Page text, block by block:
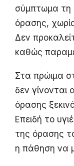
σύμπτωμα τη
όρασης,
Δεν
καθώς
Στα πρώιμα
δεν
όρασης
Επειδή το
της όρασης
η πάθηση να